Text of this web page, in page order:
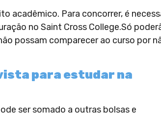
acadêmico. Para concorrer, é
no Saint Cross College.Só
possam comparecer ao curso por
para estudar na
ser somado a outras bolsas e